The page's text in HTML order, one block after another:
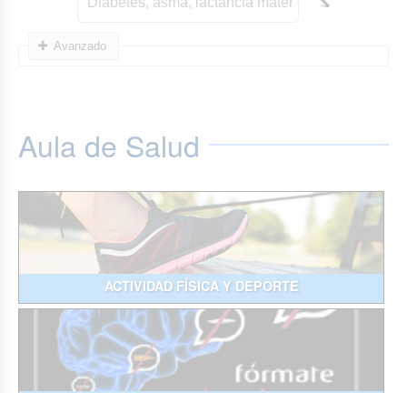
Avanzado
Aula de Salud
ACTIVIDAD FÍSICA Y DEPORTE